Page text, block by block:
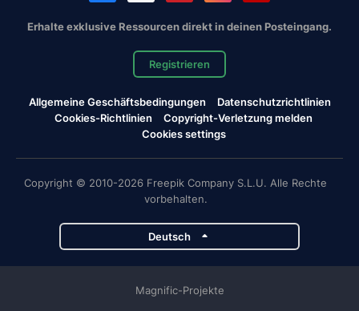
Erhalte exklusive Ressourcen direkt in deinen Posteingang.
Registrieren
Allgemeine Geschäftsbedingungen
Datenschutzrichtlinien
Cookies-Richtlinien
Copyright-Verletzung melden
Cookies settings
Copyright © 2010-2026 Freepik Company S.L.U. Alle Rechte
vorbehalten.
Deutsch
Magnific-Projekte